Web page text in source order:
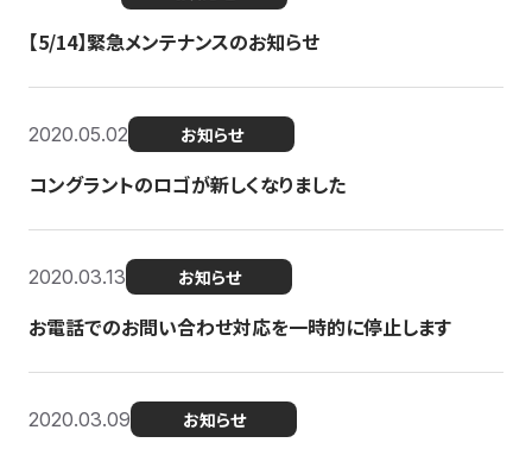
【5/14】緊急メンテナンスのお知らせ
2020.05.02 お知らせ
コングラントのロゴが新しくなりました
2020.03.13 お知らせ
お電話でのお問い合わせ対応を一時的に停止します
2020.03.09 お知らせ